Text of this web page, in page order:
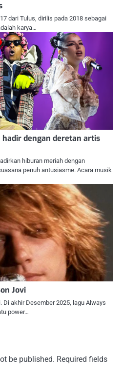
dari Tulus, dirilis pada 2018 sebagai
karya…
dengan deretan artis
hiburan meriah dengan
penuh antusiasme. Acara musik
Jovi
Di akhir Desember 2025, lagu Always
power…
be published. Required fields